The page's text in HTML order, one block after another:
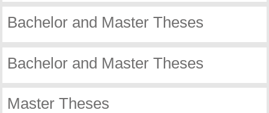
Bachelor and Master Theses
Bachelor and Master Theses
Master Theses